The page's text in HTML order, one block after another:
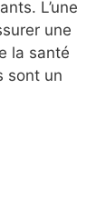
L’une
une
la santé
sont un